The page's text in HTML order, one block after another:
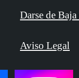
Darse de
Aviso Legal